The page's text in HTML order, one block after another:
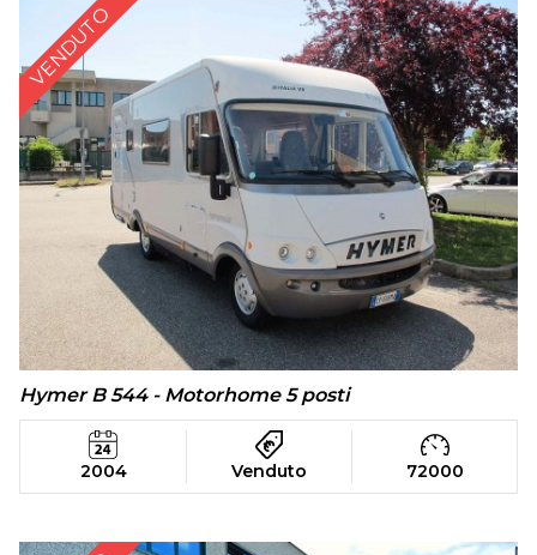
VENDUTO
Hymer B 544 - Motorhome 5 posti
2004 Venduto 72000